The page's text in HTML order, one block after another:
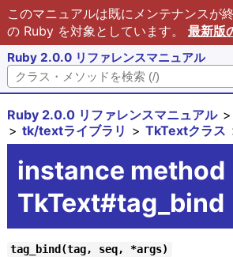
このマニュアルは既にメンテナンスが
の Ruby を対象としています。 最新版
Ruby 2.0.0 リファレンスマニュアル
Ruby 2.0.0 リファレンスマニュアル
tk/textライブラリ
TkTextクラス
instance method
TkText#tag_bind
tag_bind(tag, seq, *args)